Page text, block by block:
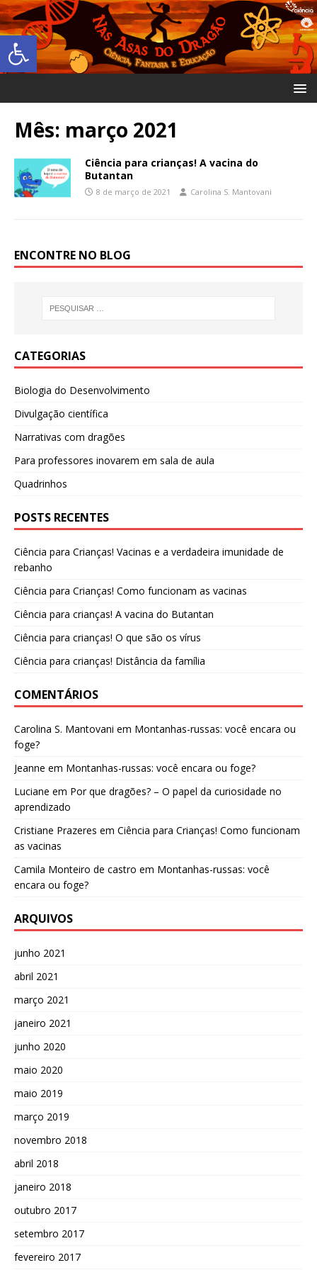
Abrir a barra de ferramentas
Mês: março 2021
Ciência para crianças! A vacina do
Butantan
8 de março de 2021 Carolina S. Mantovani
ENCONTRE NO BLOG
CATEGORIAS
Biologia do Desenvolvimento
Divulgação científica
Narrativas com dragões
Para professores inovarem em sala de aula
Quadrinhos
POSTS RECENTES
Ciência para Crianças! Vacinas e a verdadeira imunidade de
rebanho
Ciência para Crianças! Como funcionam as vacinas
Ciência para crianças! A vacina do Butantan
Ciência para crianças! O que são os vírus
Ciência para crianças! Distância da família
COMENTÁRIOS
Carolina S. Mantovani em Montanhas-russas: você encara ou
foge?
Jeanne em Montanhas-russas: você encara ou foge?
Luciane em Por que dragões? – O papel da curiosidade no
aprendizado
Cristiane Prazeres em Ciência para Crianças! Como funcionam
as vacinas
Camila Monteiro de castro em Montanhas-russas: você
encara ou foge?
ARQUIVOS
junho 2021
abril 2021
março 2021
janeiro 2021
junho 2020
maio 2020
maio 2019
março 2019
novembro 2018
abril 2018
janeiro 2018
outubro 2017
setembro 2017
fevereiro 2017